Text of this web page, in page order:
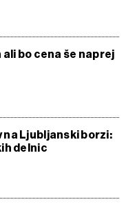
ali bo cena še naprej
na Ljubljanski borzi:
delnic